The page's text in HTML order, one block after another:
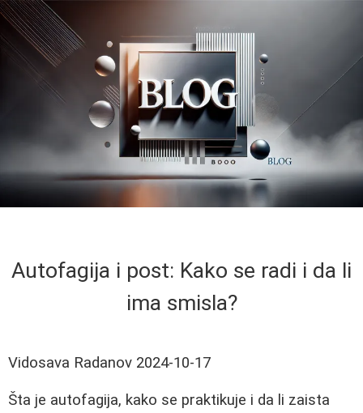
Autofagija i post: Kako se radi i da li
ima smisla?
Vidosava Radanov 2024-10-17
Šta je autofagija, kako se praktikuje i da li zaista